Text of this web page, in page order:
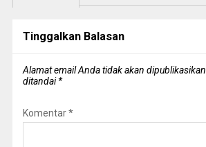
Tinggalkan Balasan
Alamat email Anda tidak akan dipublikasikan.
ditandai*
Komentar*